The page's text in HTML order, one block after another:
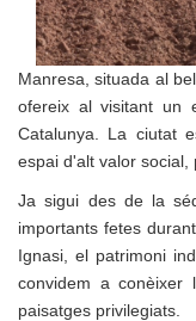
Manresa, situada al
ofereix al visitant un
Catalunya. La ciutat
espai d'alt valor social,
Ja sigui des de la
importants fetes
Ignasi, el patrimoni
convidem a conèixer
paisatges privilegiats.